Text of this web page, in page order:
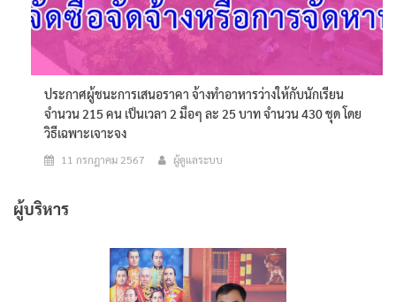
ประกาศผู้ชนะการเสนอราคา จ้างทำอาหารว่างให้กับนักเรียน
จำนวน 215 คน เป็นเวลา 2 มือๆ ละ 25 บาท จำนวน 430 ชุด โดย
วิธีเฉพาะเจาะจง
11 กรกฎาคม 2567 ผู้ดูแลระบบ
ผู้บริหาร